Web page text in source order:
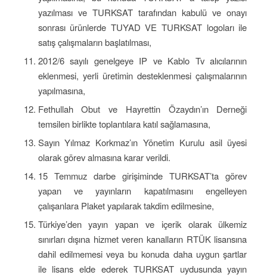
yazılması ve TURKSAT tarafından kabulü ve onayı
sonrası ürünlerde TUYAD VE TURKSAT logoları ile
satış çalışmaların başlatılması,
2012/6 sayılı genelgeye IP ve Kablo Tv alıcılarının
eklenmesi, yerli üretimin desteklenmesi çalışmalarının
yapılmasına,
Fethullah Obut ve Hayrettin Özaydın’ın Derneği
temsilen birlikte toplantılara katıl sağlamasına,
Sayın Yılmaz Korkmaz’ın Yönetim Kurulu asil üyesi
olarak görev almasına karar verildi.
15 Temmuz darbe girişiminde TURKSAT’ta görev
yapan ve yayınların kapatılmasını engelleyen
çalışanlara Plaket yapılarak takdim edilmesine,
Türkiye’den yayın yapan ve içerik olarak ülkemiz
sınırları dışına hizmet veren kanalların RTÜK lisansına
dahil edilmemesi veya bu konuda daha uygun şartlar
ile lisans elde ederek TURKSAT uydusunda yayın